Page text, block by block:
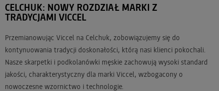
CELCHUK: NOWY ROZDZIAŁ MARKI Z
TRADYCJAMI VICCEL
Przemianowując Viccel na Celchuk, zobowiązujemy się do
kontynuowania tradycji doskonałości, którą nasi klienci pokochali.
Nasze skarpetki i podkolanówki męskie zachowują wysoki standard
jakości, charakterystyczny dla marki Viccel, wzbogacony o
nowoczesne wzornictwo i technologie.